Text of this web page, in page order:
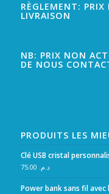
RÈGLEMENT:
LIVRAISON
NB: PRIX NON
DE NOUS
PRODUITS LES
Clé USB cristal
د.م.
Power bank sans fil avec